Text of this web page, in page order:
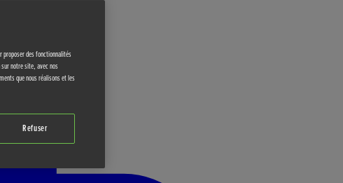
proposer des fonctionnalités
notre site, avec nos
que nous réalisons et les
Refuser